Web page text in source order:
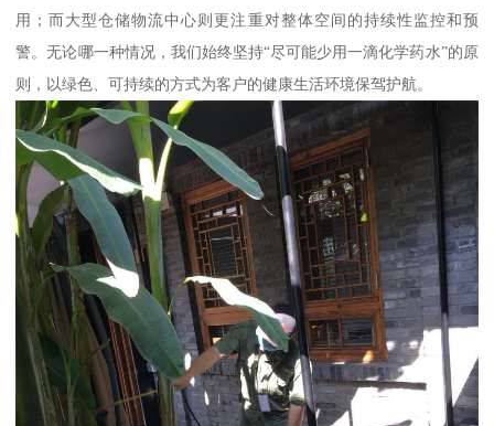
用；而大型仓储物流中心则更注重对整体空间的持续性监控和预
警。无论哪一种情况，我们始终坚持“尽可能少用一滴化学药水”的原
则，以绿色、可持续的方式为客户的健康生活环境保驾护航。